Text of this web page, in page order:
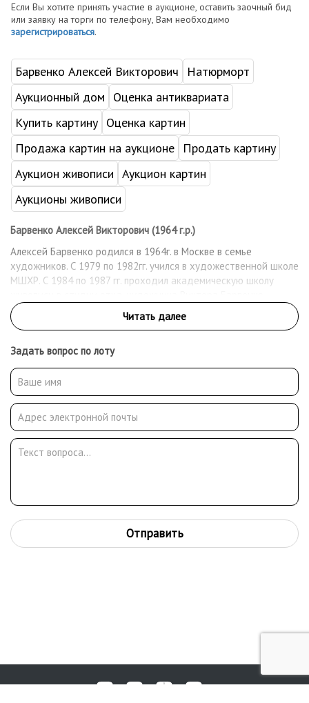
Если Вы хотите принять участие в аукционе, оставить заочный бид
или заявку на торги по телефону, Вам необходимо
зарегистрироваться.
Барвенко Алексей Викторович
Натюрморт
Аукционный дом
Оценка антиквариата
Купить картину Оценка картин
Продажа картин на аукционе
Продать картину
Аукцион живописи Аукцион картин
Аукционы живописи
Барвенко Алексей Викторович (1964 г.р.)
Алексей Барвенко родился в 1964г. в Москве в семье
художников. С 1979 по 1982гг. учился в художественной школе
МШХР. С 1984 по 1987 гг. проходил академическую школу
Выставляется с 1987г. Член Творческого союза художников
России (ТСХР).
Работы находятся в частных коллекциях России, США,
Германии, Австрии, Бельгии.
Задать вопрос по лоту
Отправить